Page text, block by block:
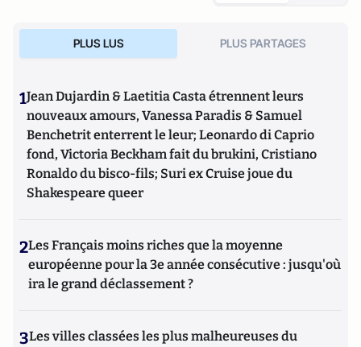
PLUS LUS PLUS PARTAGES
1Jean Dujardin & Laetitia Casta étrennent leurs
nouveaux amours, Vanessa Paradis & Samuel
Benchetrit enterrent le leur; Leonardo di Caprio
fond, Victoria Beckham fait du brukini, Cristiano
Ronaldo du bisco-fils; Suri ex Cruise joue du
Shakespeare queer
2Les Français moins riches que la moyenne
européenne pour la 3e année consécutive : jusqu'où
ira le grand déclassement ?
3Les villes classées les plus malheureuses du